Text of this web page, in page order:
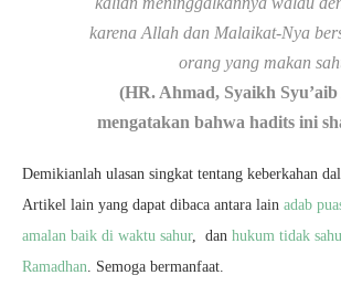
karena Allah dan Malaikat-Nya
orang yang makan
(HR. Ahmad, Syaikh
mengatakan bahwa hadits ini
Demikianlah ulasan singkat tentang keberkahan
Artikel lain yang dapat dibaca antara lain adab
amalan baik di waktu sahur, dan hukum tidak
Ramadhan. Semoga bermanfaat.